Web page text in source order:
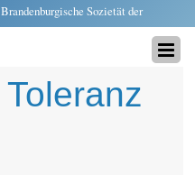
Sozietät der